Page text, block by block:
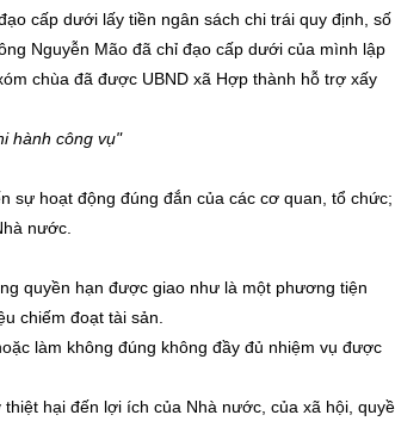
cấp dưới lấy tiền ngân sách chi trái quy định, số
Nguyễn Mão đã chỉ đạo cấp dưới của mình lập
chùa đã được UBND xã Hợp thành hỗ trợ xấy
hành công vụ"
sự hoạt động đúng đắn của các cơ quan, tổ chức;
nước.
quyền hạn được giao như là một phương tiện
chiếm đoạt tài sản.
làm không đúng không đầy đủ nhiệm vụ được
hại đến lợi ích của Nhà nước, của xã hội,